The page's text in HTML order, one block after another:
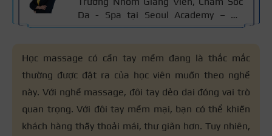
Da - Spa tại Seoul Academy – Hệ
thống Đào tạo Thẩm mỹ Quốc tế với
Chăm Sóc Da, chứng chỉ thẩm mỹ
Cidesco Thụy Sỹ 2011, chứng chỉ
chuyên sâu Body Cibtac Singapore,
ban giám khảo Hiệp hội ngành làm
đẹp Asian.
Học massage có cần tay mềm đang là thắc mắc
thường được đặt ra của học viên muốn theo nghề
này. Với nghề massage, đôi tay dẻo dai đóng vai trò
quan trọng. Với đôi tay mềm mại, bạn có thể khiến
khách hàng thấy thoải mái, thư giãn hơn. Tuy nhiên,